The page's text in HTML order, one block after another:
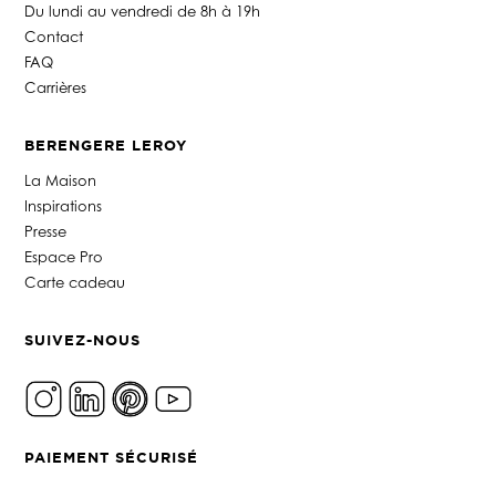
Du lundi au vendredi de 8h à 19h
Contact
FAQ
Carrières
BERENGERE LEROY
La Maison
Inspirations
Presse
Espace Pro
Carte cadeau
SUIVEZ-NOUS
PAIEMENT SÉCURISÉ